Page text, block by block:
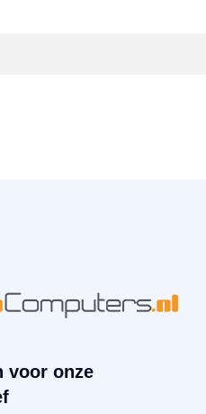
voor onze